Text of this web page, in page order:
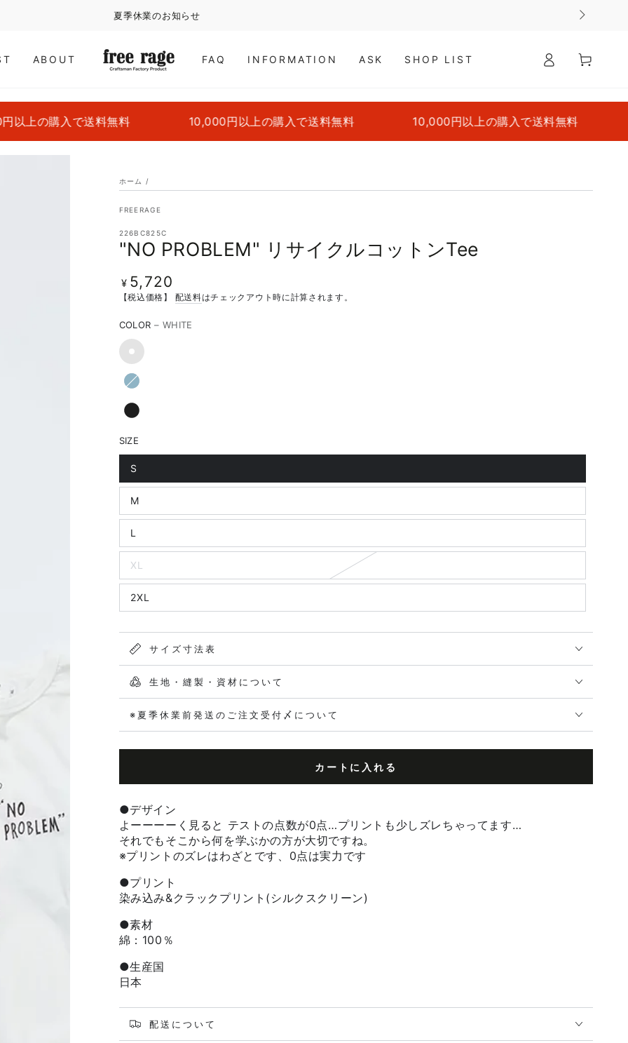
夏季休業のお知らせ
ABOUT FAQ INFORMATION ASK SHOP LIST
イ
ー
の購入で送料無料 10,000円以上の購入で送料無料 10,000円以上の購入で送料無料
ホーム /
FREERAGE
226BC825C
"NO PROBLEM" リサイクルコットンTee
定
価
¥ 5,720
【税込価格】 配送料はチェックアウト時に計算されます。
COLOR – WHITE
SIZE
S
M
L
XL
2XL
サイズ寸法表
生地・縫製・資材について
※夏季休業前発送のご注文受付〆について
カートに入れる
●デザイン
よーーーーく見ると テストの点数が0点…プリントも少しズレちゃってます…
それでもそこから何を学ぶかの方が大切ですね。
※プリントのズレはわざとです、 0点は実力です
●プリント
染み込み&クラック プリント(シルクスクリーン)
●素材
綿：100％
●生産国
日本
配送について